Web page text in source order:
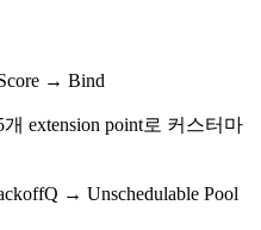
→ Bind
개 extension point로 커스터마
→ Unschedulable Pool